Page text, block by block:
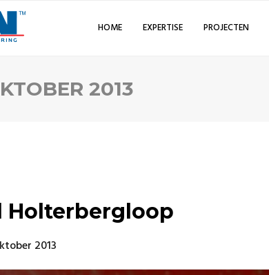
HOME EXPERTISE PROJECTEN
2013
Holterbergloop
2013